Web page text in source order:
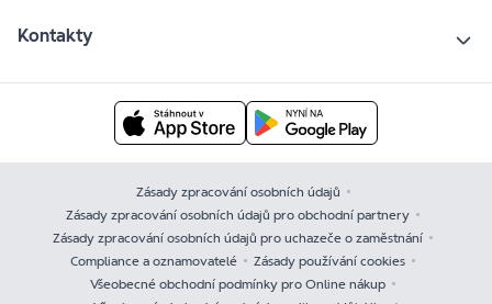
Kontakty
Zásady zpracování osobních údajů
Zásady zpracování osobních údajů pro obchodní partnery
Zásady zpracování osobních údajů pro uchazeče o zaměstnání
Compliance a oznamovatelé
Zásady používání cookies
Všeobecné obchodní podmínky pro Online nákup